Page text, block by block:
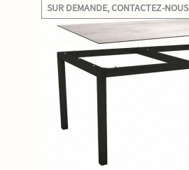
SUR DEMANDE, CONTACTEZ-NOUS